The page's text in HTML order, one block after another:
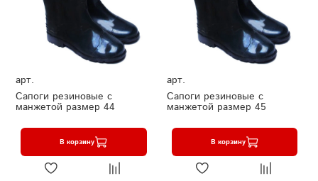
арт.
Сапоги резиновые с
манжетой размер 44
В корзину
арт.
Сапоги резиновые с
манжетой размер 45
В корзину